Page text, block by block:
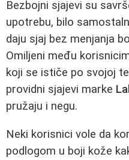
Bezbojni sjajevi su
upotrebu, bilo
daju sjaj bez menjanja
Omiljeni među
koji se ističe po svojoj
providni sjajevi marke
pružaju i negu.
Neki korisnici vole da
podlogom u boji kože